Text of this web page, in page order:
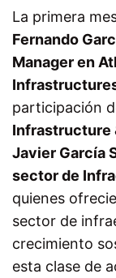
La primera
Fernando
Manager en
participación
Infrastructure
Javier García
sector de
quienes
sector de
crecimiento
esta clase de